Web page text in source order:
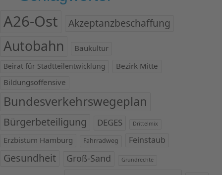
A26-Ost Akzeptanzbeschaffung
Autobahn Baukultur
Beirat für Stadtteilentwicklung
Bezirk Mitte
Bildungsoffensive
Bundesverkehrswegeplan
Bürgerbeteiligung DEGES Drittelmix
Erzbistum Hamburg Fahrradweg Feinstaub
Gesundheit Groß-Sand Grundrechte